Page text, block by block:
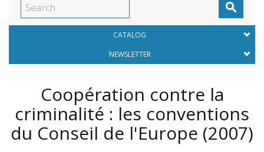

CATALOG
NEWSLETTER
Coopération contre la
criminalité : les conventions
du Conseil de l'Europe (2007)